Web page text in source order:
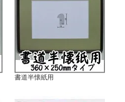
書道半懐紙用